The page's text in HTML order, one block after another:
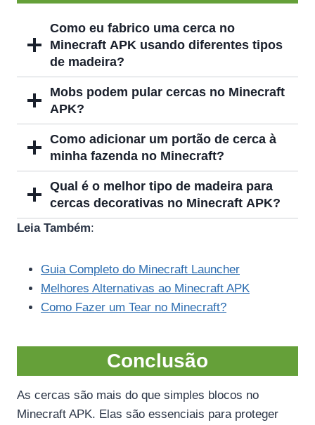
Como eu fabrico uma cerca no
Minecraft APK usando diferentes tipos
de madeira?
Mobs podem pular cercas no Minecraft
APK?
Como adicionar um portão de cerca à
minha fazenda no Minecraft?
Qual é o melhor tipo de madeira para
cercas decorativas no Minecraft APK?
Leia Também:
Guia Completo do Minecraft Launcher
Melhores Alternativas ao Minecraft APK
Como Fazer um Tear no Minecraft?
Conclusão
As cercas são mais do que simples blocos no
Minecraft APK. Elas são essenciais para proteger